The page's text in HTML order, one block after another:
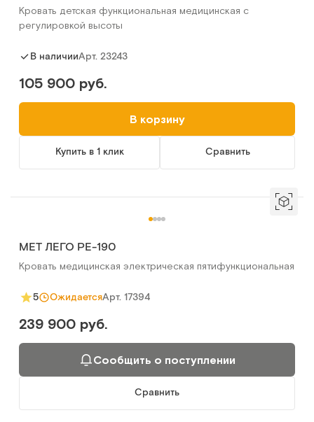
Кровать детская функциональная медицинская с
регулировкой высоты
В наличииАрт. 23243
105 900 руб.
В корзину
Купить в 1 клик Сравнить
MET ЛЕГО РЕ-190
Кровать медицинская электрическая пятифункциональная
5 ОжидаетсяАрт. 17394
239 900 руб.
Сообщить о поступлении
Сравнить